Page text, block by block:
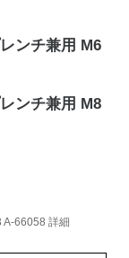
ンチ兼用 M6
ンチ兼用 M8
A-66058 詳細